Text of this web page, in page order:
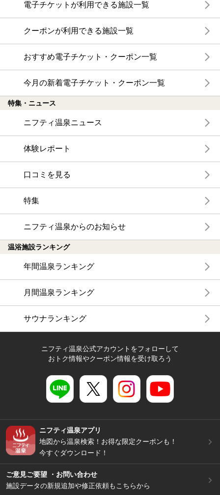
電子チケットが利用できる施設一覧
クーポンが利用できる施設一覧
おすすめ電子チケット・クーポン一覧
今月の新着電子チケット・クーポン一覧
特集・ニュース
ニフティ温泉ニュース
体験レポート
口コミを見る
特集
ニフティ温泉からのお知らせ
温浴施設ランキング
年間温泉ランキング
月間温泉ランキング
サウナランキング
ニフティ温泉公式アカウントをフォローして
おトク情報やクーポン情報を受け取ろう
ニフティ温泉アプリ
地図から温泉検索！お得な限定クーポンも！
今すぐダウンロード！
ご意見ご要望 ・お問い合わせ
施設データの新規追加や修正依頼もこちらから